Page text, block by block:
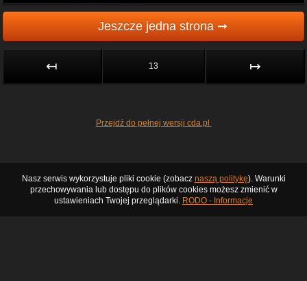
Jeszcze jedna strona ➞
↤ 13 ↦
Przejdź do pełnej wersji cda.pl
Nasz serwis wykorzystuje pliki cookie (zobacz naszą politykę). Warunki
przechowywania lub dostępu do plików cookies możesz zmienić w
ustawieniach Twojej przeglądarki. RODO - Informacje